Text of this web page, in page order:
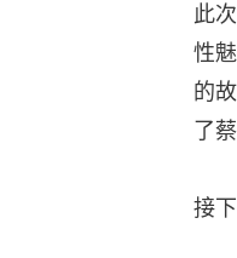
此
性
的
了
接